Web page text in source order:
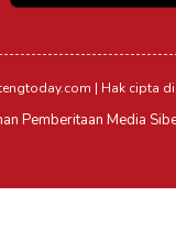
| Hak cipta
Pemberitaan Media